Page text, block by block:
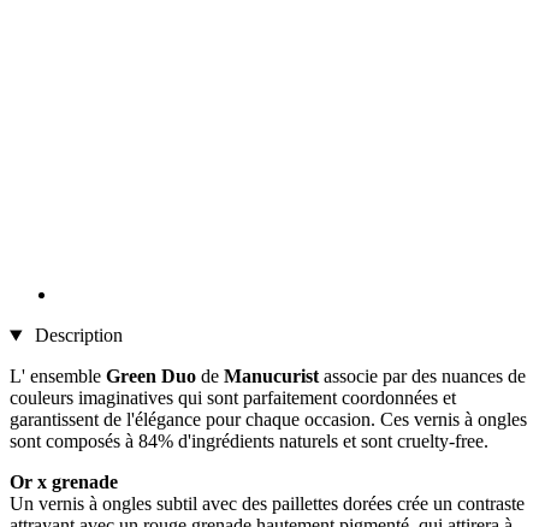
Description
L' ensemble Green Duo de Manucurist associe par des nuances de
couleurs imaginatives qui sont parfaitement coordonnées et
garantissent de l'élégance pour chaque occasion. Ces vernis à ongles
sont composés à 84% d'ingrédients naturels et sont cruelty-free.
Or x grenade
Un vernis à ongles subtil avec des paillettes dorées crée un contraste